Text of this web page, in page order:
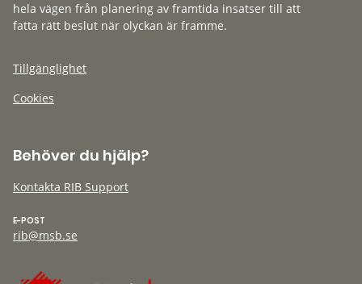
hela vägen från planering av framtida insatser till att
fatta rätt beslut när olyckan är framme.
Tillgänglighet
Cookies
Behöver du hjälp?
Kontakta RIB Support
E-POST
rib@msb.se